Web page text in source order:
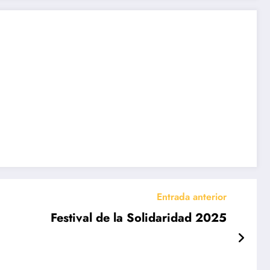
Entrada anterior
Festival de la Solidaridad 2025